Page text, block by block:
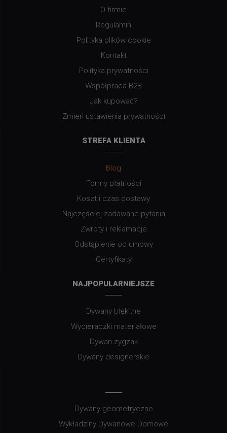
O firmie
Regulamin
Polityka plików cookie
Kontakt
Polityka prywatności
Współpraca B2B
Jak kupować?
Zmień ustawienia prywatności
STREFA KLIENTA
Blog
Formy płatności
Koszt i czas dostawy
Najczęściej zadawane pytania
Zwroty i reklamacje
Odstąpienie od umowy
Certyfikaty
NAJPOPULARNIEJSZE
Dywany błękitne
Wycieraczki materiałowe
Dywan zygzak
Dywany designerskie
Dywany geometryczne
Wykładziny Dywanowe Domowe